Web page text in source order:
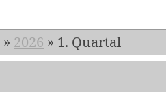
» 2026 » 1. Quartal